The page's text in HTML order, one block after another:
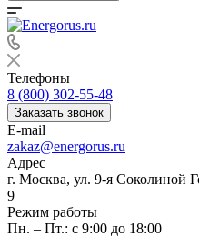
Телефоны
8 (800) 302-55-48
Заказать звонок
E-mail
zakaz@energorus.ru
Адрес
г. Москва, ул. 9-я Соколиной
9
Режим работы
Пн. – Пт.: с 9:00 до 18:00